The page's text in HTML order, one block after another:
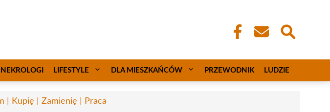
NEKROLOGI LIFESTYLE DLA MIESZKAŃCÓW PRZEWODNIK LUDZIE
| Kupię | Zamienię | Praca